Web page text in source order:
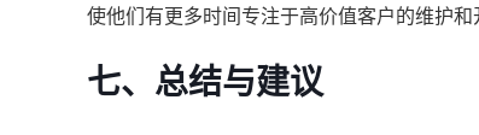
使他们有更多时间专注于高价值客户的维护和
七、总结与建议